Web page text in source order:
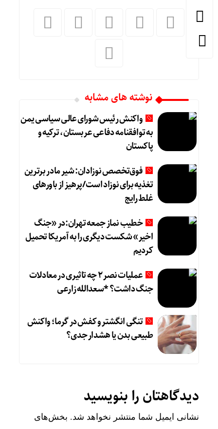
نوشته های مشابه
واکنش رئیس شورای عالی سیاسی یمن
به توافقنامه دفاعی عربستان، ترکیه و
پاکستان
فوق‌تخصص نوزادان: شیر مادر برترین
تغذیه برای نوزاد است/پرهیز از باورهای
غلط رایج
خطیب نماز جمعه تهران:در «جنگ
اخیر» شکست دیگری را به آمریکا تحمیل
کردیم
عملیات نصر ۲ چه تاثیری در معادلات
جنگ داشت؟ *سعدالله زارعی
تنگی انگشتر و کفش در گرما؛ واکنش
طبیعی بدن یا هشدار جدی؟
دیدگاهتان را بنویسید
نشانی ایمیل شما منتشر نخواهد شد. بخش‌های